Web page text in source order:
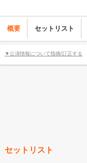
概要 セットリスト
▼公演情報について指摘/訂正する
セットリスト